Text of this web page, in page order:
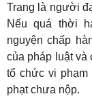
Trang là người
Nếu quá thời
nguyện chấp
của pháp luật và
tổ chức vi phạm
phạt chưa nộp.